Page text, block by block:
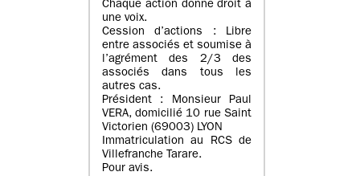
Chaque action donne droit à
une voix.
Cession d’actions : Libre
entre associés et soumise à
l’agrément des 2/3 des
associés dans tous les
autres cas.
Président : Monsieur Paul
VERA, domicilié 10 rue Saint
Victorien (69003) LYON
Immatriculation au RCS de
Villefranche Tarare.
Pour avis.